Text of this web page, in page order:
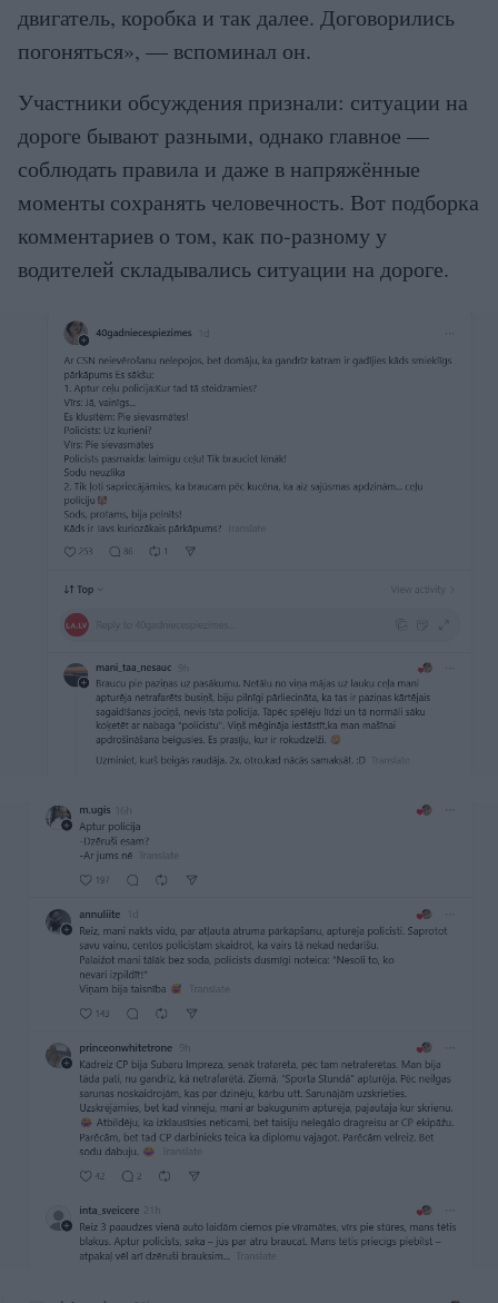
двигатель, коробка и так далее. Договорились
погоняться», — вспоминал он.
Участники обсуждения признали: ситуации на
дороге бывают разными, однако главное —
соблюдать правила и даже в напряжённые
моменты сохранять человечность. Вот подборка
комментариев о том, как по-разному у
водителей складывались ситуации на дороге.